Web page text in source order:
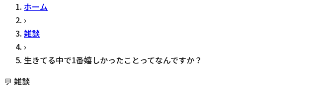
ホーム
›
雑談
›
生きてる中で1番嬉しかったことってなんですか？
💬 雑談